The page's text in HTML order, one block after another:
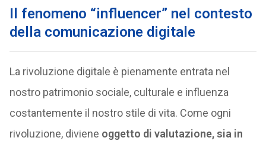
Il fenomeno “influencer” nel contesto
della comunicazione digitale
La rivoluzione digitale è pienamente entrata nel
nostro patrimonio sociale, culturale e influenza
costantemente il nostro stile di vita. Come ogni
rivoluzione, diviene oggetto di valutazione, sia in